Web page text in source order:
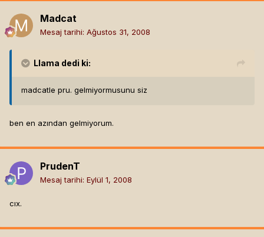
Madcat
Mesaj tarihi: Ağustos 31, 2008
Llama dedi ki:
madcatle pru. gelmiyormusunu siz
ben en azından gelmiyorum.
PrudenT
Mesaj tarihi: Eylül 1, 2008
cıx.